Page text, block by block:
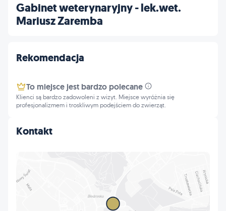
Gabinet weterynaryjny - lek.wet.
Mariusz Zaremba
Kontakt
Rekomendacja
To miejsce jest bardzo polecane
Klienci są bardzo zadowoleni z wizyt. Miejsce wyróżnia się
profesjonalizmem i troskliwym podejściem do zwierząt.